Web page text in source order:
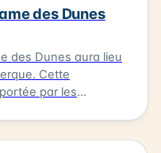
des Dunes
des Dunes aura lieu
Cette
par les
quai des Anglais.